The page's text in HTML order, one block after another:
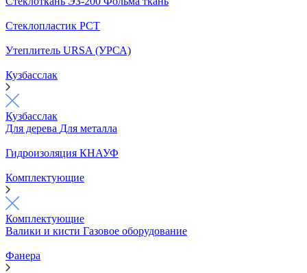
Стеклопластик РСТ
Утеплитель URSA (УРСА)
Кузбасслак
Кузбасслак
Для дерева Для металла
Гидроизоляция КНАУФ
Комплектующие
Комплектующие
Валики и кисти Газовое оборудование
Фанера